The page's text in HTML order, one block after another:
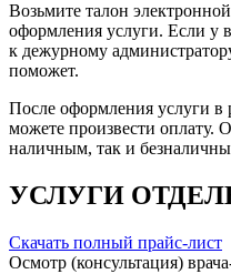
Возьмите талон
оформления услуги. Если у
к дежурному
поможет.
После оформления услуги в
можете произвести оплату.
наличным, так и
УСЛУГИ
Скачать полный прайс-лист
Осмотр (консультация)